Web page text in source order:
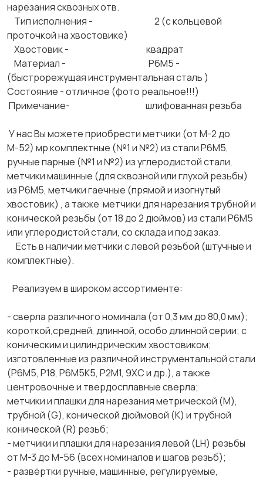
нарезания сквозных отв.
Тип исполнения - 2 (с кольцевой
проточкой на хвостовике)
Хвостовик - квадрат
Материал - Р6М5 -
(быстрорежущая инструментальная сталь )
Состояние - отличное (фото реальное!!!)
Примечание- шлифованная резьба ​
У нас Вы можете приобрести метчики (от М-2 до
М-52) мр комплектные (№1 и №2) из стали Р6М5,
ручные парные (№1 и №2) из углеродистой стали,
метчики машинные (для сквозной или глухой резьбы)
из Р6М5, метчики гаечные (прямой и изогнутый
хвостовик) , а также метчики для нарезания трубной и
конической резьбы (от 18 до 2 дюймов) из стали Р6М5
или углеродистой стали, со склада и под заказ.
Есть в наличии метчики с левой резьбой (штучные и
комплектные).
Реализуем в широком ассортименте:
- сверла различного номинала (от 0,3 мм до 80,0 мм);
короткой,средней, длинной, особо длинной серии; с
коническим и цилиндрическим хвостовиком;
изготовленные из различной инструментальной стали
(Р6М5, Р18, Р6М5К5, Р2М1, 9ХС и др.), а также
центровочные и твердосплавные сверла;
метчики и плашки для нарезания метрической (М),
трубной (G), конической дюймовой (К) и трубной
конической (R) резьб;
- метчики и плашки для нарезания левой (LH) резьбы
от М-3 до М-56 (всех номиналов и шагов резьб);
- развёртки ручные, машинные, регулируемые,